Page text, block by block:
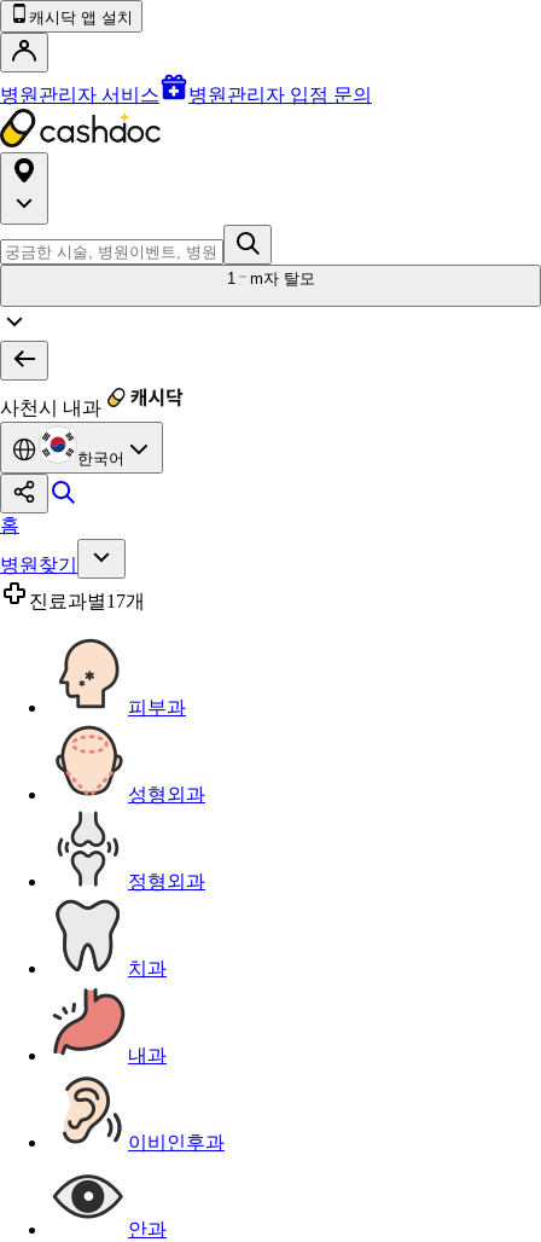
캐시닥 앱 설치
병원관리자 서비스 병원관리자 입점 문의
1 m자 탈모
사천시 내과
한국어
홈
병원찾기
진료과별17개
피부과
성형외과
정형외과
치과
내과
이비인후과
안과